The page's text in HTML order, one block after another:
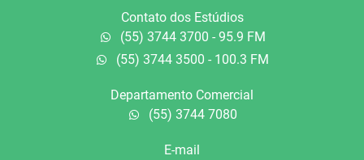
Contato dos Estúdios
(55) 3744 3700 - 95.9 FM
(55) 3744 3500 - 100.3 FM
Departamento Comercial
(55) 3744 7080
E-mail